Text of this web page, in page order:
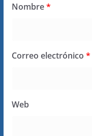
Nombre*
Correo electrónico *
Web